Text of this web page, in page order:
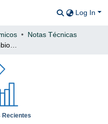
Log In
Notas Técnicas
Recientes